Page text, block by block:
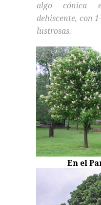
algo cónica
dehiscente, con
lustrosas.
En el